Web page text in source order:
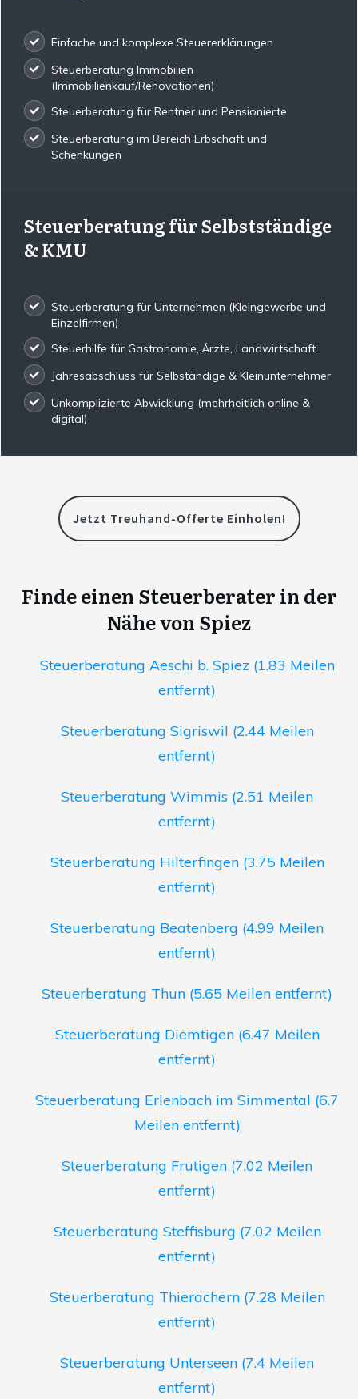
Einfache und komplexe Steuererklärungen
Steuerberatung Immobilien
(Immobilienkauf/Renovationen)
Steuerberatung für Rentner und Pensionierte
Steuerberatung im Bereich Erbschaft und
Schenkungen
Steuerberatung für Selbstständige
& KMU
Steuerberatung für Unternehmen (Kleingewerbe und
Einzelfirmen)
Steuerhilfe für Gastronomie, Ärzte, Landwirtschaft
Jahresabschluss für Selbständige & Kleinunternehmer
Unkomplizierte Abwicklung (mehrheitlich online &
digital)
Jetzt Treuhand-Offerte Einholen!
Finde einen Steuerberater in der
Nähe von Spiez
Steuerberatung Aeschi b. Spiez (1.83 Meilen
entfernt)
Steuerberatung Sigriswil (2.44 Meilen
entfernt)
Steuerberatung Wimmis (2.51 Meilen
entfernt)
Steuerberatung Hilterfingen (3.75 Meilen
entfernt)
Steuerberatung Beatenberg (4.99 Meilen
entfernt)
Steuerberatung Thun (5.65 Meilen entfernt)
Steuerberatung Diemtigen (6.47 Meilen
entfernt)
Steuerberatung Erlenbach im Simmental (6.7
Meilen entfernt)
Steuerberatung Frutigen (7.02 Meilen
entfernt)
Steuerberatung Steffisburg (7.02 Meilen
entfernt)
Steuerberatung Thierachern (7.28 Meilen
entfernt)
Steuerberatung Unterseen (7.4 Meilen
entfernt)